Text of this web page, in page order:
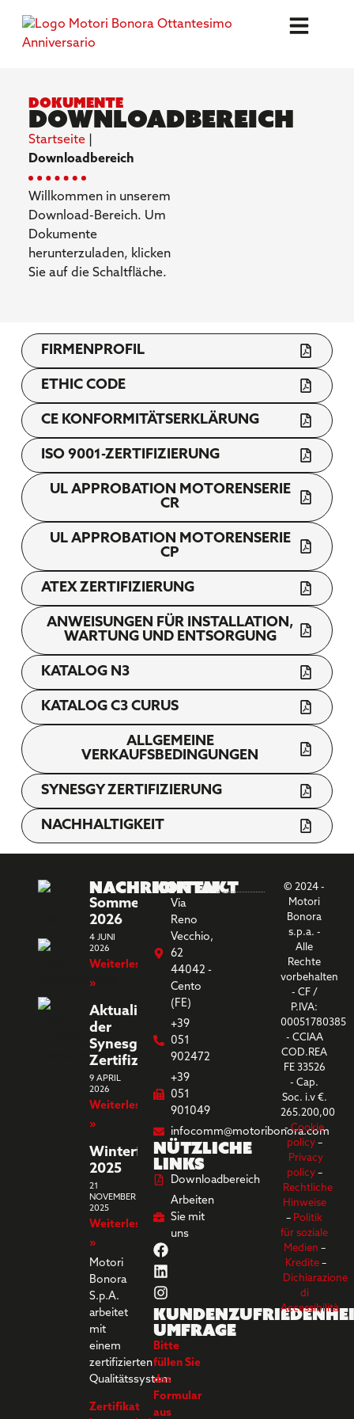
Dokumente
Downloadbereich
Startseite|
Downloadbereich
Willkommen in unserem
Download-Bereich. Um
Dokumente
herunterzuladen, klicken
Sie auf die Schaltfläche.
FIRMENPROFIL
ETHIC CODE
CE KONFORMITÄTSERKLÄRUNG
ISO 9001-ZERTIFIZIERUNG
UL APPROBATION MOTORENSERIE
CR
UL APPROBATION MOTORENSERIE
CP
ATEX ZERTIFIZIERUNG
ANWEISUNGEN FÜR INSTALLATION,
WARTUNG UND ENTSORGUNG
KATALOG N3
KATALOG C3 CURUS
ALLGEMEINE
VERKAUFSBEDINGUNGEN
SYNESGY ZERTIFIZIERUNG
NACHHALTIGKEIT
Nachrichten
Sommerferien
2026
4 JUNI
2026
Weiterlesen
»
Aktualisierung
der
Synesgy-
Zertifizierung
9 APRIL
2026
Weiterlesen
»
Winterferien
2025
21
NOVEMBER
2025
Weiterlesen
»
Motori
Bonora
S.p.A.
arbeitet
mit
einem
zertifizierten
Qualitätssystem
Zertifikat
Kontakt
Via
Reno
Vecchio,
62
44042 -
Cento
(FE)
+39
051
902472
+39
051
901049
infocomm@motoribonora.com
Nützliche
Links
Downloadbereich
Arbeiten
Sie mit
uns
umfrage
Bitte
füllen Sie
das
Formular
aus
© 2024 -
Motori
Bonora
s.p.a. -
Alle
Rechte
vorbehalten
- CF /
P.IVA:
00051780385
- CCIAA
COD.REA
FE 33526
- Cap.
Soc. i.v €.
265.200,00
-Cookie
policy–
Privacy
policy–
Rechtliche
Hinweise
– Politik
für soziale
Medien –
Kredite–
Dichiarazione
di
Accessibilità